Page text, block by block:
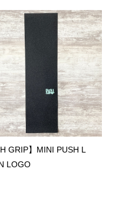
GRIP】MINI PUSH L
LOGO